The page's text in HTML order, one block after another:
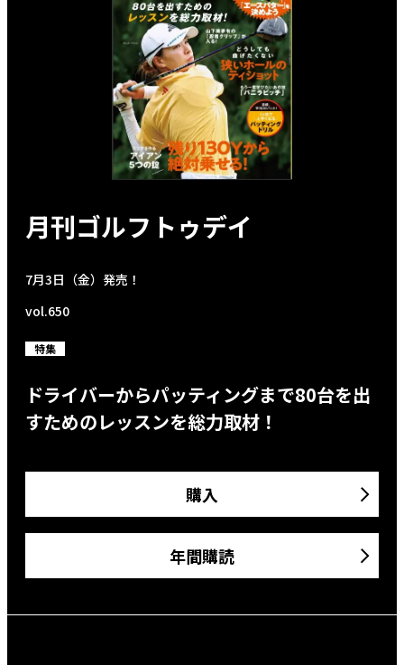
月刊ゴルフトゥデイ
7月3日（金）発売！
vol.650
特集
ドライバーからパッティングまで80台を出
すためのレッスンを総力取材！
購入
年間購読